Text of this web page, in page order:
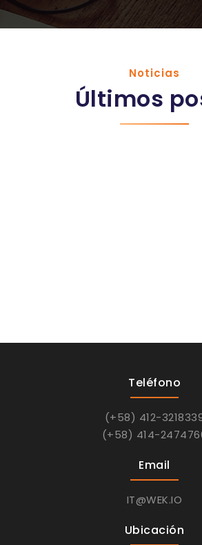
Noticias
Últimos
Teléfono
(+58) 412-
(+58) 414-
Email
IT@WEK.IO
Ubicación